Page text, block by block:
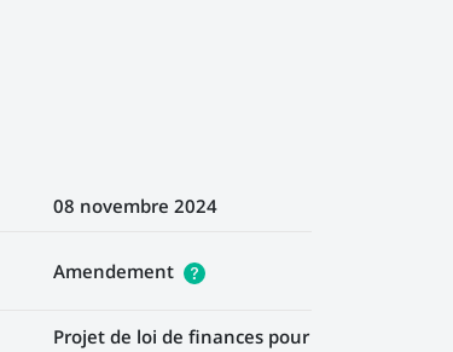
08 novembre 2024
Amendement
Projet de loi de finances pour